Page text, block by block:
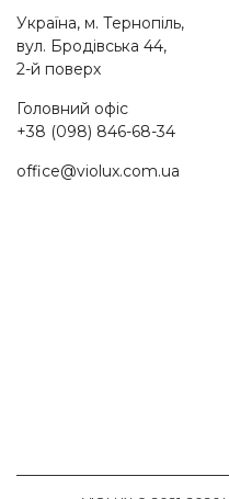
Україна, м. Тернопіль,
вул. Бродівська 44,
2-й поверх
Головний офіс
+38 (098) 846-68-34
office@violux.com.ua